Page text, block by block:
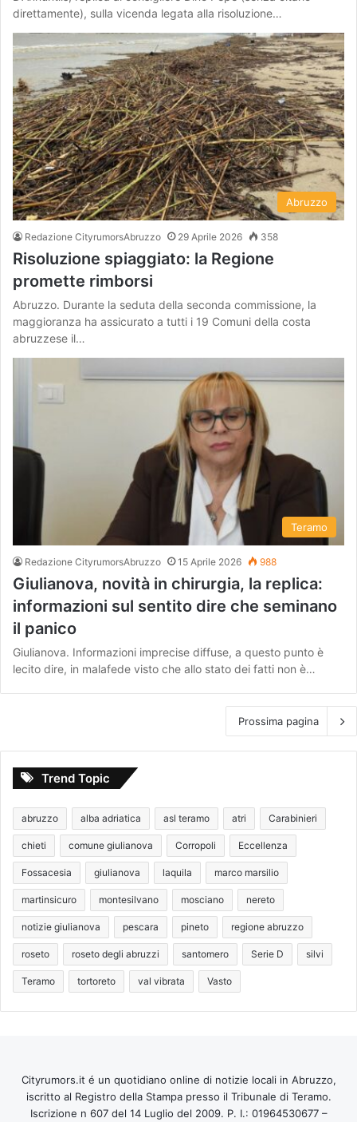
direttamente), sulla vicenda legata alla risoluzione…
Abruzzo
Redazione CityrumorsAbruzzo 29 Aprile 2026 358
Risoluzione spiaggiato: la Regione
promette rimborsi
Abruzzo. Durante la seduta della seconda commissione, la
maggioranza ha assicurato a tutti i 19 Comuni della costa
abruzzese il…
Teramo
Redazione CityrumorsAbruzzo 15 Aprile 2026 988
Giulianova, novità in chirurgia, la replica:
informazioni sul sentito dire che seminano
il panico
Giulianova. Informazioni imprecise diffuse, a questo punto è
lecito dire, in malafede visto che allo stato dei fatti non è…
Prossima pagina
Trend Topic
abruzzo alba adriatica asl teramo atri Carabinieri
chieti comune giulianova Corropoli Eccellenza
Fossacesia giulianova laquila marco marsilio
martinsicuro montesilvano mosciano nereto
notizie giulianova pescara pineto regione abruzzo
roseto roseto degli abruzzi santomero Serie D silvi
Teramo tortoreto val vibrata Vasto
Cityrumors.it é un quotidiano online di notizie locali in Abruzzo,
iscritto al Registro della Stampa presso il Tribunale di Teramo.
Iscrizione n 607 del 14 Luglio del 2009. P. I.: 01964530677 –